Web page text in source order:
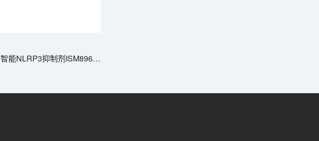
抑制剂ISM8969获FDA批准开展I期临床试验 | 1分钟药闻速览